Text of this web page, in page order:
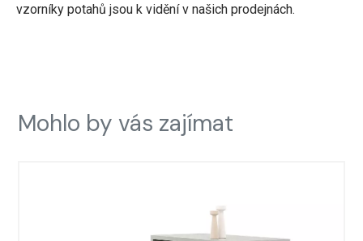
vzorníky potahů jsou k vidění v našich prodejnách.
Mohlo by vás zajímat